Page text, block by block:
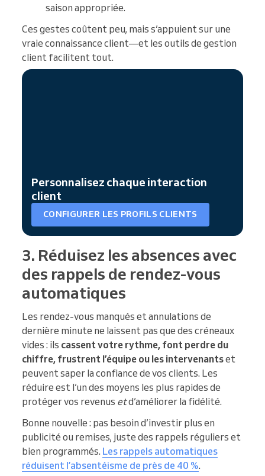
saison appropriée.
Ces gestes coûtent peu, mais s’appuient sur une
vraie connaissance client—et les outils de gestion
client facilitent tout.
Personnalisez chaque interaction
client
CONFIGURER LES PROFILS CLIENTS
3. Réduisez les absences avec
des rappels de rendez-vous
automatiques
Les rendez-vous manqués et annulations de
dernière minute ne laissent pas que des créneaux
vides : ils cassent votre rythme, font perdre du
chiffre, frustrent l’équipe ou les intervenantset
peuvent saper la confiance de vos clients. Les
réduire est l’un des moyens les plus rapides de
protéger vos revenus etd’améliorer la fidélité.
Bonne nouvelle : pas besoin d’investir plus en
publicité ou remises, juste des rappels réguliers et
bien programmés. Les rappels automatiques
réduisent l’absentéisme de près de 40 %.